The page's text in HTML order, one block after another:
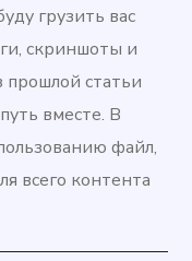
грузить вас
скриншоты и
статьи
вместе. В
файл,
всего контента